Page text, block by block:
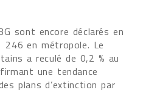
sont encore déclarés en
246 en métropole. Le
a reculé de 0,2 % au
une tendance
plans d’extinction par